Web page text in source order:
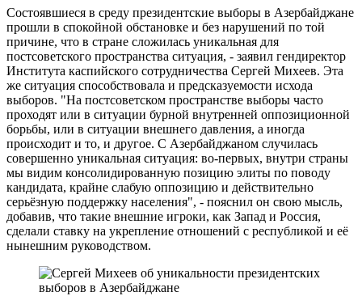
Состоявшиеся в среду президентские выборы в Азербайджане
прошли в спокойной обстановке и без нарушений по той
причине, что в стране сложилась уникальная для
постсоветского пространства ситуация, - заявил гендиректор
Института каспийского сотрудничества Сергей Михеев. Эта
же ситуация способствовала и предсказуемости исхода
выборов. "На постсоветском пространстве выборы часто
проходят или в ситуации бурной внутренней оппозиционной
борьбы, или в ситуации внешнего давления, а иногда
происходит и то, и другое. С Азербайджаном случилась
совершенно уникальная ситуация: во-первых, внутри страны
мы видим консолидированную позицию элиты по поводу
кандидата, крайне слабую оппозицию и действительно
серьёзную поддержку населения", - пояснил он свою мысль,
добавив, что такие внешние игроки, как Запад и Россия,
сделали ставку на укрепление отношений с республикой и её
нынешним руководством.